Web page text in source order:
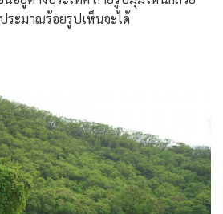
ระมาณร้อยรูปเห็นจะได้